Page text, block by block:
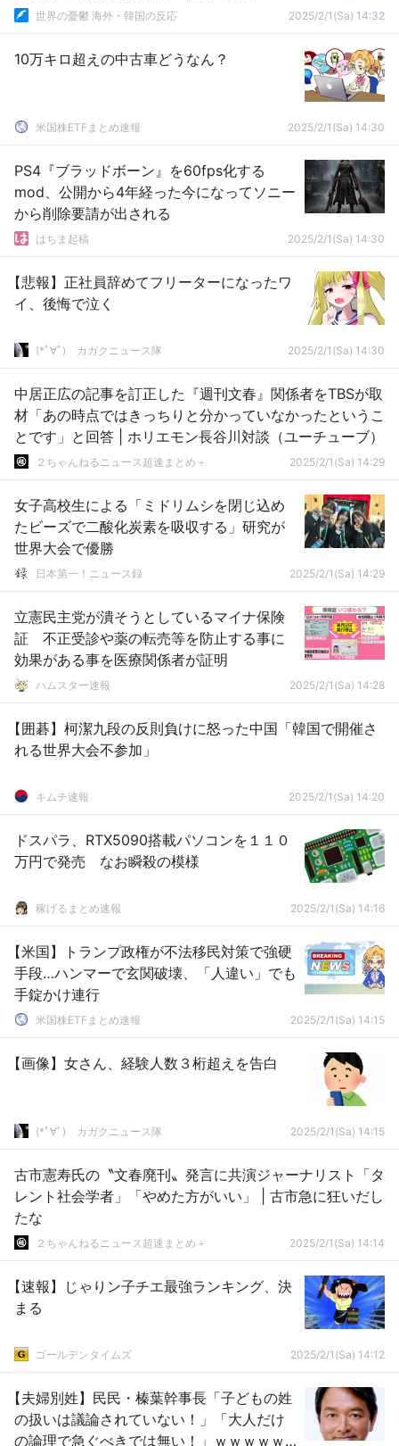
世界の憂鬱 海外・韓国の反応 2025/2/1(Sa) 14:32
10万キロ超えの中古車どうなん？
米国株ETFまとめ速報 2025/2/1(Sa) 14:30
PS4『ブラッドボーン』を60fps化する
mod、公開から4年経った今になってソニー
から削除要請が出される
はちま起稿 2025/2/1(Sa) 14:30
【悲報】正社員辞めてフリーターになったワ
イ、後悔で泣く
(*ﾟ∀ﾟ)ゞカガクニュース隊 2025/2/1(Sa) 14:30
中居正広の記事を訂正した『週刊文春』関係者をTBSが取
材「あの時点ではきっちりと分かっていなかったというこ
とです」と回答 | ホリエモン長谷川対談（ユーチューブ）
２ちゃんねるニュース超速まとめ＋ 2025/2/1(Sa) 14:29
女子高校生による「ミドリムシを閉じ込め
たビーズで二酸化炭素を吸収する」研究が
世界大会で優勝
日本第一！ニュース録 2025/2/1(Sa) 14:29
立憲民主党が潰そうとしているマイナ保険
証 不正受診や薬の転売等を防止する事に
効果がある事を医療関係者が証明
ハムスター速報 2025/2/1(Sa) 14:28
【囲碁】柯潔九段の反則負けに怒った中国「韓国で開催さ
れる世界大会不参加」
キムチ速報 2025/2/1(Sa) 14:20
ドスパラ、RTX5090搭載パソコンを１１０
万円で発売 なお瞬殺の模様
稼げるまとめ速報 2025/2/1(Sa) 14:16
【米国】トランプ政権が不法移民対策で強硬
手段…ハンマーで玄関破壊、「人違い」でも
手錠かけ連行
米国株ETFまとめ速報 2025/2/1(Sa) 14:15
【画像】女さん、経験人数３桁超えを告白
(*ﾟ∀ﾟ)ゞカガクニュース隊 2025/2/1(Sa) 14:15
古市憲寿氏の〝文春廃刊〟発言に共演ジャーナリスト「タ
レント社会学者」「やめた方がいい」 | 古市急に狂いだし
たな
２ちゃんねるニュース超速まとめ＋ 2025/2/1(Sa) 14:14
【速報】じゃりン子チエ最強ランキング、決
まる
ゴールデンタイムズ 2025/2/1(Sa) 14:12
【夫婦別姓】民民・榛葉幹事長「子どもの姓
の扱いは議論されていない！」「大人だけ
の論理で急ぐべきでは無い！」ｗｗｗｗｗ